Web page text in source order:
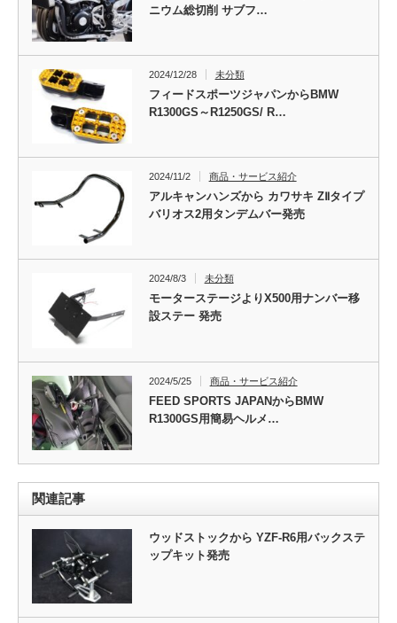
ニウム総切削 サブフ…
2024/12/28 未分類
フィードスポーツジャパンからBMW
R1300GS～R1250GS/ R…
2024/11/2 商品・サービス紹介
アルキャンハンズから カワサキ ZⅡタイプ
バリオス2用タンデムバー発売
2024/8/3 未分類
モーターステージよりX500用ナンバー移
設ステー 発売
2024/5/25 商品・サービス紹介
FEED SPORTS JAPANからBMW
R1300GS用簡易ヘルメ…
関連記事
ウッドストックから YZF-R6用バックステ
ップキット発売